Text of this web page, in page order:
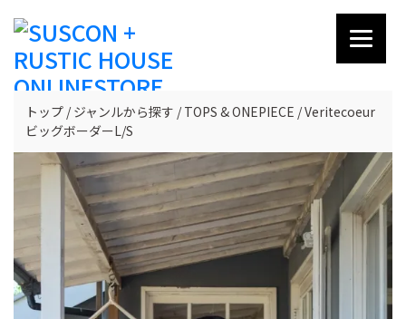
トップ ジャンルから探す TOPS & ONEPIECE Veritecoeur
ビッグボーダーL/S